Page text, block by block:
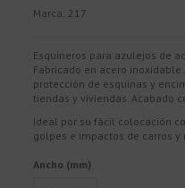
Marca: 217
Esquineros para azulejos de
Fabricado en acero inoxidable
protección de esquinas y
tiendas y viviendas. Acabado
Ideal por su fácil colocación
golpes e impactos de carros y
Ancho (mm)